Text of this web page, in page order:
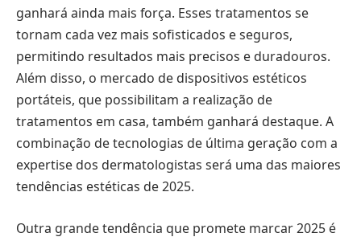
ganhará ainda mais força. Esses tratamentos se
tornam cada vez mais sofisticados e seguros,
permitindo resultados mais precisos e duradouros.
Além disso, o mercado de dispositivos estéticos
portáteis, que possibilitam a realização de
tratamentos em casa, também ganhará destaque. A
combinação de tecnologias de última geração com a
expertise dos dermatologistas será uma das maiores
tendências estéticas de 2025.
Outra grande tendência que promete marcar 2025 é